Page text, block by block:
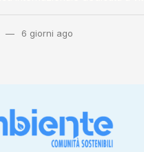
6 giorni ago